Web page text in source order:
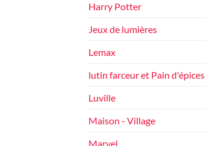
Harry Potter
Jeux de lumières
Lemax
lutin farceur et Pain d'épices
Luville
Maison - Village
Marvel